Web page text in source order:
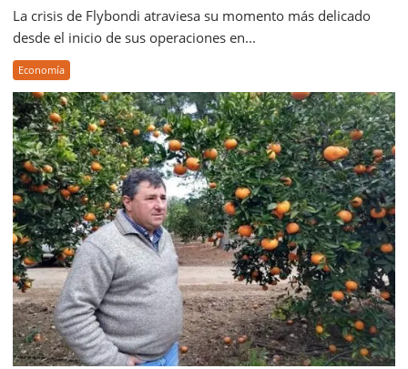
La crisis de Flybondi atraviesa su momento más delicado
desde el inicio de sus operaciones en...
Economía